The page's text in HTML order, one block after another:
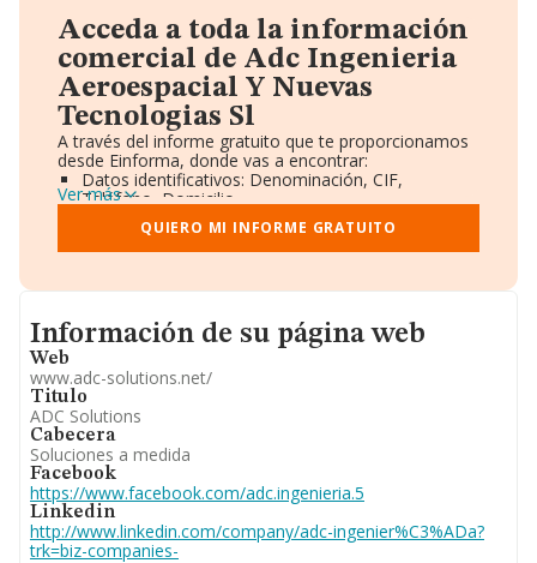
Acceda a toda la información
comercial de Adc Ingenieria
Aeroespacial Y Nuevas
Tecnologias Sl
A través del informe gratuito que te proporcionamos
desde Einforma, donde vas a encontrar:
Datos identificativos: Denominación, CIF,
Teléfono, Domicilio.
Informe Mercantil Completo (BORME).
Gráficos de Evolución Ventas y Empleados.
Consejo de Administración y Administradores.
Accionistas.
Artículos de prensa publicados sobre la empresa.
Información oficial y registral complementaria.
Ver más
QUIERO MI INFORME GRATUITO
Informacion de su página web
Información de su página web
Web
www.adc-solutions.net/
Titulo
ADC Solutions
Cabecera
Soluciones a medida
Facebook
https://www.facebook.com/adc.ingenieria.5
Linkedin
http://www.linkedin.com/company/adc-ingenier%C3%ADa?
trk=biz-companies-